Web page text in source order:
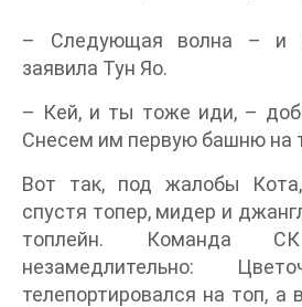
– Следующая волна – и
заявила Тун Яо.
– Кей, и ты тоже иди, –
Снесем им первую башню на
Вот так, под жалобы
спустя топер, мидер и
топлейн. Команда СК
незамедлительно:
телепортировался на топ, а